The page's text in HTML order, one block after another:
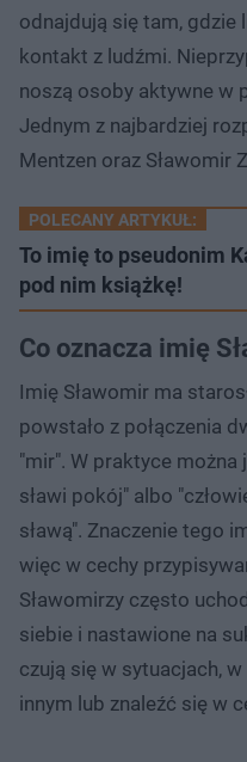
odnajdują się tam, gdzie
kontakt z ludźmi.
noszą osoby aktywne w
Jednym z najbardziej
Mentzen oraz Sławomir
POLECANY ARTYKUŁ:
To imię to pseudonim
pod nim książkę!
Co oznacza imię
Imię Sławomir ma
powstało z połączenia
"mir". W praktyce można
sławi pokój" albo
sławą". Znaczenie tego
więc w cechy
Sławomirzy często
siebie i nastawione na
czują się w sytuacjach,
innym lub znaleźć się w